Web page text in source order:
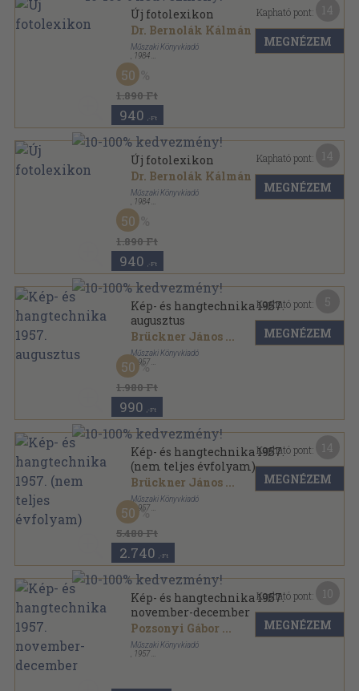
Új fotolexikon
Dr. Bernolák Kálmán ...
Műszaki Könyvkiadó
1984
Fűzött keménykötés
1.890 Ft
50
940 ,-Ft
Kapható pont:
MEGNÉZEM
Új fotolexikon
Dr. Bernolák Kálmán ...
Műszaki Könyvkiadó
1984
Fűzött keménykötés
1.890 Ft
50
940 ,-Ft
Kapható pont:
MEGNÉZEM
Kép- és hangtechnika 1957.
augusztus
Brückner János ...
Műszaki Könyvkiadó
, 1957
Tűzött kötés
Kép- és hangtechnika sorozat
1.980 Ft
50
990 ,-Ft
Kapható pont:
MEGNÉZEM
Kép- és hangtechnika 1957.
(nem teljes évfolyam)
Brückner János ...
Műszaki Könyvkiadó
, 1957
Tűzött kötés
Kép- és hangtechnika sorozat
5.480 Ft
50
2.740 ,-Ft
Kapható pont:
MEGNÉZEM
Kép- és hangtechnika 1957.
november-december
Pozsonyi Gábor ...
Műszaki Könyvkiadó
1957
Kapható pont:
MEGNÉZEM